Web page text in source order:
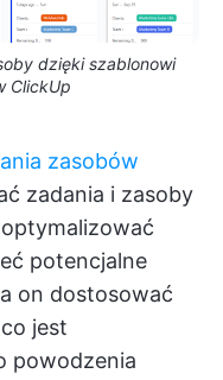
dzięki szablonowi
ClickUp
zasobów
zadania i zasoby
potencjalne
on dostosować
jest
powodzenia